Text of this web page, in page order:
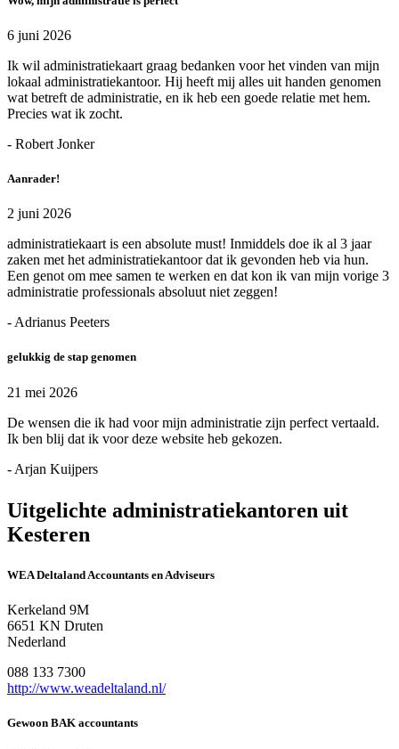
6 juni 2026
Ik wil administratiekaart graag bedanken voor het vinden van mijn
lokaal administratiekantoor. Hij heeft mij alles uit handen genomen
wat betreft de administratie, en ik heb een goede relatie met hem.
Precies wat ik zocht.
- Robert Jonker
Aanrader!
2 juni 2026
administratiekaart is een absolute must! Inmiddels doe ik al 3 jaar
zaken met het administratiekantoor dat ik gevonden heb via hun.
Een genot om mee samen te werken en dat kon ik van mijn vorige 3
administratie professionals absoluut niet zeggen!
- Adrianus Peeters
gelukkig de stap genomen
21 mei 2026
De wensen die ik had voor mijn administratie zijn perfect vertaald.
Ik ben blij dat ik voor deze website heb gekozen.
- Arjan Kuijpers
Uitgelichte administratiekantoren uit
Kesteren
WEA Deltaland Accountants en Adviseurs
Kerkeland 9M
6651 KN Druten
Nederland
088 133 7300
http://www.weadeltaland.nl/
Gewoon BAK accountants